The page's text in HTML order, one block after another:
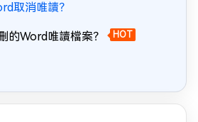
取消唯讀？
的Word唯讀檔案？ HOT